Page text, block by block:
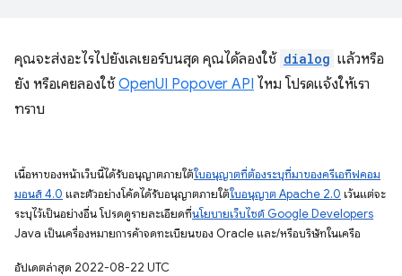
คุณจะส่งอะไรไปยังเลเยอร์บนสุด คุณได้ลองใช้ dialog แล้วหรือ
ยัง หรือเคยลองใช้OpenUI Popover API ไหม โปรดแจ้งให้เรา
ทราบ
เนื้อหาของหน้าเว็บนี้ได้รับอนุญาตภายใต้ใบอนุญาตที่ต้องระบุที่มาของครีเอทีฟคอม
มอนส์ 4.0 และตัวอย่างโค้ดได้รับอนุญาตภายใต้ใบอนุญาต Apache 2.0 เว้นแต่จะ
ระบุไว้เป็นอย่างอื่น โปรดดูรายละเอียดที่นโยบายเว็บไซต์ Google Developers
Java เป็นเครื่องหมายการค้าจดทะเบียนของ Oracle และ/หรือบริษัทในเครือ
อัปเดตล่าสุด 2022-08-22 UTC